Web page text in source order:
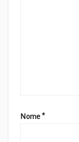
Nome *